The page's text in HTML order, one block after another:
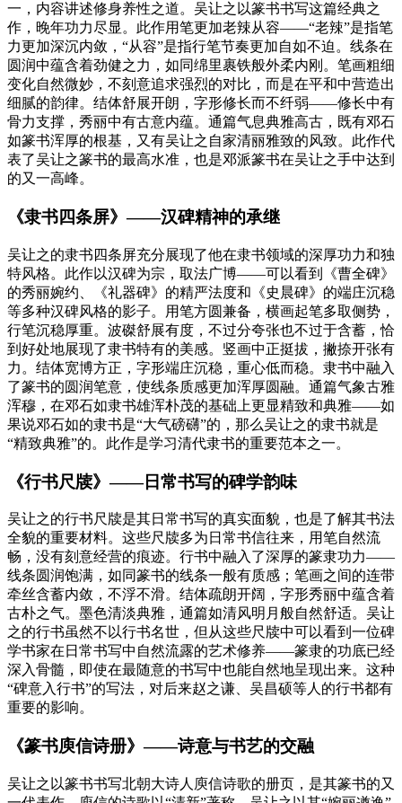
一，内容讲述修身养性之道。吴让之以篆书书写这篇经典之
作，晚年功力尽显。此作用笔更加老辣从容——“老辣”是指笔
力更加深沉内敛，“从容”是指行笔节奏更加自如不迫。线条在
圆润中蕴含着劲健之力，如同绵里裹铁般外柔内刚。笔画粗细
变化自然微妙，不刻意追求强烈的对比，而是在平和中营造出
细腻的韵律。结体舒展开朗，字形修长而不纤弱——修长中有
骨力支撑，秀丽中有古意内蕴。通篇气息典雅高古，既有邓石
如篆书浑厚的根基，又有吴让之自家清丽雅致的风致。此作代
表了吴让之篆书的最高水准，也是邓派篆书在吴让之手中达到
的又一高峰。
《隶书四条屏》——汉碑精神的承继
吴让之的隶书四条屏充分展现了他在隶书领域的深厚功力和独
特风格。此作以汉碑为宗，取法广博——可以看到《曹全碑》
的秀丽婉约、《礼器碑》的精严法度和《史晨碑》的端庄沉稳
等多种汉碑风格的影子。用笔方圆兼备，横画起笔多取侧势，
行笔沉稳厚重。波磔舒展有度，不过分夸张也不过于含蓄，恰
到好处地展现了隶书特有的美感。竖画中正挺拔，撇捺开张有
力。结体宽博方正，字形端庄沉稳，重心低而稳。隶书中融入
了篆书的圆润笔意，使线条质感更加浑厚圆融。通篇气象古雅
浑穆，在邓石如隶书雄浑朴茂的基础上更显精致和典雅——如
果说邓石如的隶书是“大气磅礴”的，那么吴让之的隶书就是
“精致典雅”的。此作是学习清代隶书的重要范本之一。
《行书尺牍》——日常书写的碑学韵味
吴让之的行书尺牍是其日常书写的真实面貌，也是了解其书法
全貌的重要材料。这些尺牍多为日常书信往来，用笔自然流
畅，没有刻意经营的痕迹。行书中融入了深厚的篆隶功力——
线条圆润饱满，如同篆书的线条一般有质感；笔画之间的连带
牵丝含蓄内敛，不浮不滑。结体疏朗开阔，字形秀丽中蕴含着
古朴之气。墨色清淡典雅，通篇如清风明月般自然舒适。吴让
之的行书虽然不以行书名世，但从这些尺牍中可以看到一位碑
学书家在日常书写中自然流露的艺术修养——篆隶的功底已经
深入骨髓，即使在最随意的书写中也能自然地呈现出来。这种
“碑意入行书”的写法，对后来赵之谦、吴昌硕等人的行书都有
重要的影响。
《篆书庾信诗册》——诗意与书艺的交融
吴让之以篆书书写北朝大诗人庾信诗歌的册页，是其篆书的又